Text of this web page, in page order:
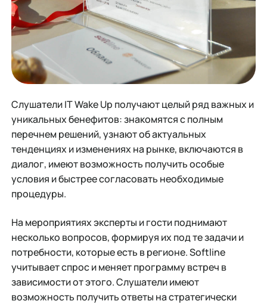
Слушатели IT Wake Up получают целый ряд важных и
уникальных бенефитов: знакомятся с полным
перечнем решений, узнают об актуальных
тенденциях и изменениях на рынке, включаются в
диалог, имеют возможность получить особые
условия и быстрее согласовать необходимые
процедуры.
На мероприятиях эксперты и гости поднимают
несколько вопросов, формируя их под те задачи и
потребности, которые есть в регионе. Softline
учитывает спрос и меняет программу встреч в
зависимости от этого. Слушатели имеют
возможность получить ответы на стратегически